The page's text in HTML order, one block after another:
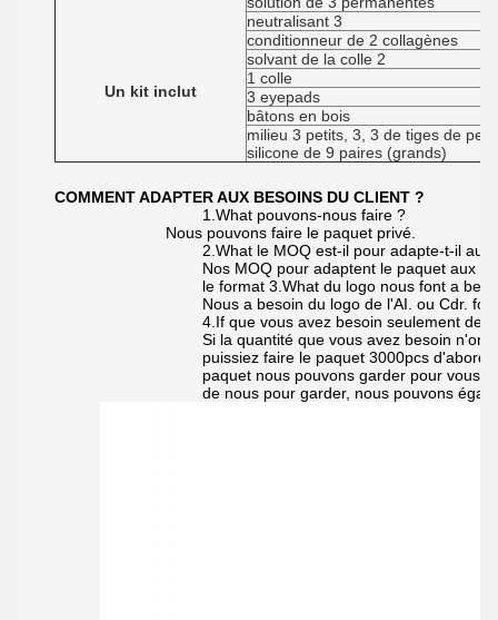
Un kit inclut
neutralisant 3
conditionneur de 2 collagènes
solvant de la colle 2
1 colle
3 eyepads
bâtons en bois
milieu 3 petits, 3, 3 de tiges de
silicone de 9 paires (grands)
COMMENT ADAPTER AUX BESOINS DU CLIENT ?
1.What pouvons-nous faire ?
Nous pouvons faire le paquet privé.
2.What le MOQ est-il pour adapte-t-il aux
Nos MOQ pour adaptent le paquet aux
le format 3.What du logo nous font a
Nous a besoin du logo de l'AI. ou Cdr.
4.If que vous avez besoin seulement de
Si la quantité que vous avez besoin
puissiez faire le paquet 3000pcs
paquet nous pouvons garder pour vous
de nous pour garder, nous pouvons